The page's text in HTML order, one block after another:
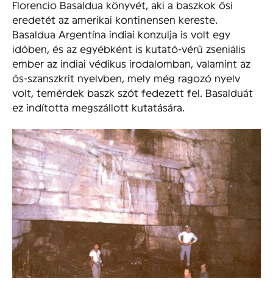
Florencio Basaldua könyvét, aki a baszkok ősi
eredetét az amerikai kontinensen kereste.
Basaldua Argentína indiai konzulja is volt egy
időben, és az egyébként is kutató-vérű zseniális
ember az indiai védikus irodalomban, valamint az
ős-szanszkrit nyelvben, mely még ragozó nyelv
volt, temérdek baszk szót fedezett fel. Basalduát
ez indította megszállott kutatására.